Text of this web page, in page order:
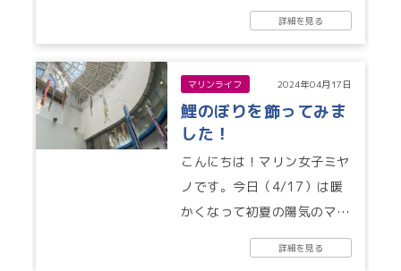
されたゴミは業者が持って行
かずスタッフで分別すること
詳細を見る
マリンライフ 2024年04月17日
鯉のぼりを飾ってみま
した！
こんにちは！マリン女子ミヤ
ノです。今日（4/17）は暖
かくなって初夏の陽気のマリ
ーナです。GWに向けてなに
か飾れないか？と思っていた
詳細を見る